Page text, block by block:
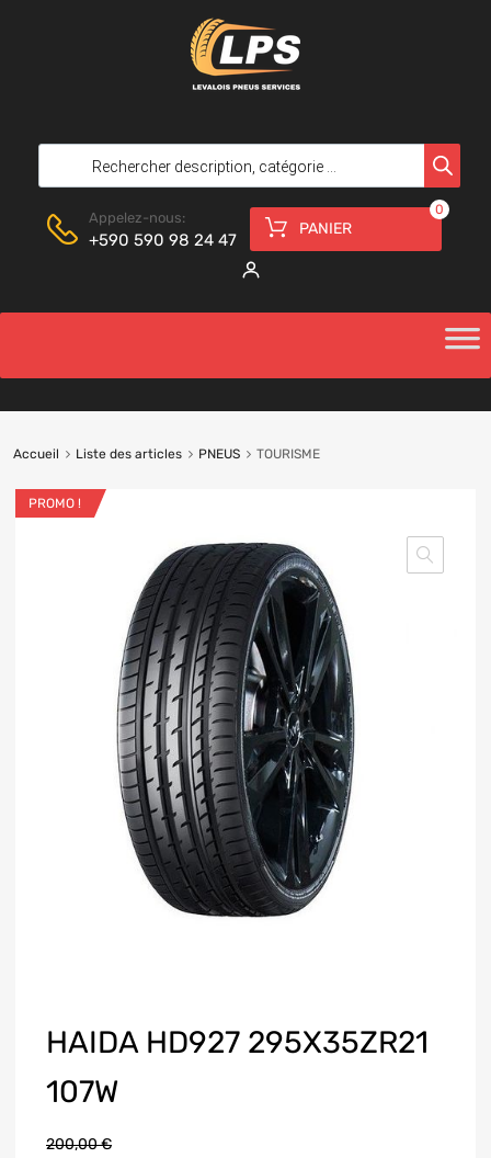
Appelez-nous:
+590 590 98 24 47
PANIER
0
Accueil Liste des articles PNEUS TOURISME
PROMO !
HAIDA HD927 295X35ZR21
107W
200,00€